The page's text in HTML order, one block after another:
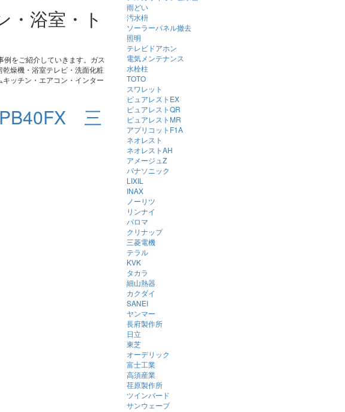
・浴室・ト
をご紹介していきます。ガス
燥機・浴室テレビ・洗面化粧
ッチン・エアコン・インター
PB40FX 三
雨どい
汚水枡
ソーラーパネル撤去
照明
テレビドアホン
電気メンテナンス
水栓柱
TOTO
スワレット
ピュアレストEX
ピュアレストQR
ピュアレストMR
アプリコットF1A
ネオレスト
ネオレストAH
アメージュZ
パナソニック
LIXIL
INAX
ノーリツ
リンナイ
パロマ
クリナップ
三菱電機
テラル
KVK
タカラ
細山熱器
カクダイ
SANEI
ヤンマー
長府製作所
日立
東芝
オーデリック
富士工業
高須産業
荏原製作所
ツインバード
サンウェーブ